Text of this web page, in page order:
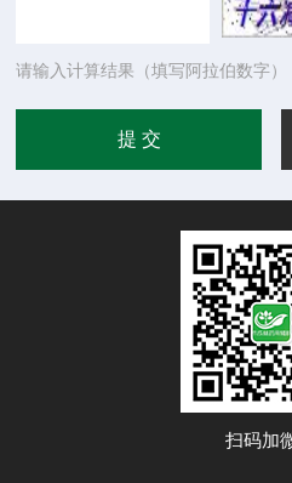
请输入计算结果（填写阿拉伯数字
扫码加